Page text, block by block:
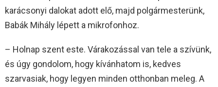
karácsonyi dalokat adott elő, majd polgármesterünk,
Babák Mihály lépett a mikrofonhoz.
– Holnap szent este. Várakozással van tele a szívünk,
és úgy gondolom, hogy kívánhatom is, kedves
szarvasiak, hogy legyen minden otthonban meleg. A